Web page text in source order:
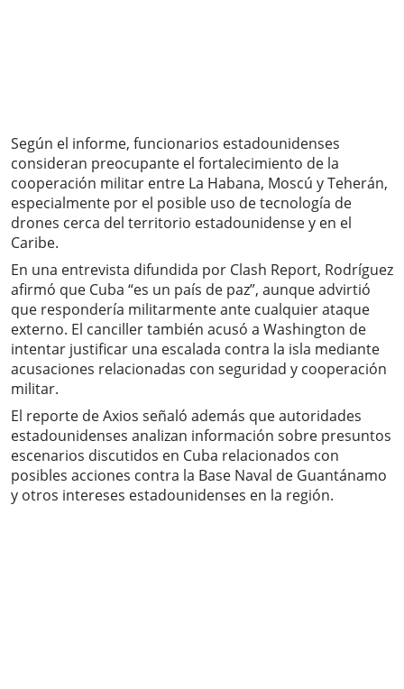
Según el informe, funcionarios estadounidenses
consideran preocupante el fortalecimiento de la
cooperación militar entre La Habana, Moscú y Teherán,
especialmente por el posible uso de tecnología de
drones cerca del territorio estadounidense y en el
Caribe.
En una entrevista difundida por Clash Report, Rodríguez
afirmó que Cuba “es un país de paz”, aunque advirtió
que respondería militarmente ante cualquier ataque
externo. El canciller también acusó a Washington de
intentar justificar una escalada contra la isla mediante
acusaciones relacionadas con seguridad y cooperación
militar.
El reporte de Axios señaló además que autoridades
estadounidenses analizan información sobre presuntos
escenarios discutidos en Cuba relacionados con
posibles acciones contra la Base Naval de Guantánamo
y otros intereses estadounidenses en la región.